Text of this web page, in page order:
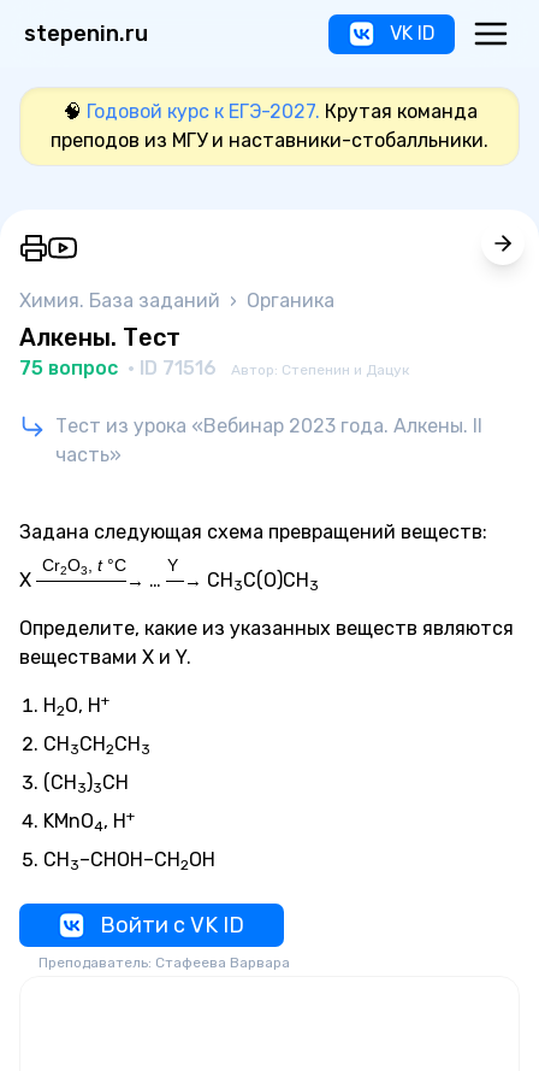
stepenin.ru VK ID
🧠 Годовой курс к ЕГЭ-2027. Крутая команда
преподов из МГУ и наставники-стобалльники.
Химия. База заданий › Органика
Алкены. Тест
75 вопрос · ID 71516 Автор: Степенин и Дацук
Тест из урока «Вебинар 2023 года. Алкены. II
часть»
Задана следующая схема превращений веществ:
X —————→
Cr2O3, t°C
… —→
Y
CH3C(O)CH3
Определите, какие из указанных веществ являются
веществами X и Y.
H2O, H+
CH3CH2CH3
(CH3)3CH
KMnO4, H+
CH3–CHOH–CH2OH
Войти с VK ID
Преподаватель: Стафеева Варвара